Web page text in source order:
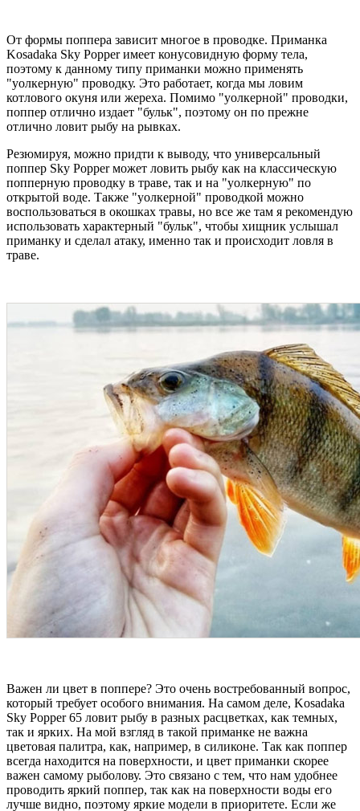
От формы поппера зависит многое в проводке. Приманка
Kosadaka Sky Popper имеет конусовидную форму тела,
поэтому к данному типу приманки можно применять
"уолкерную" проводку. Это работает, когда мы ловим
котлового окуня или жереха. Помимо "уолкерной" проводки,
поппер отлично издает "бульк", поэтому он по прежне
отлично ловит рыбу на рывках.
Резюмируя, можно придти к выводу, что универсальный
поппер Sky Popper может ловить рыбу как на классическую
попперную проводку в траве, так и на "уолкерную" по
открытой воде. Также "уолкерной" проводкой можно
воспользоваться в окошках травы, но все же там я рекомендую
использовать характерный "бульк", чтобы хищник услышал
приманку и сделал атаку, именно так и происходит ловля в
траве.
Важен ли цвет в поппере? Это очень востребованный вопрос,
который требует особого внимания. На самом деле, Kosadaka
Sky Popper 65 ловит рыбу в разных расцветках, как темных,
так и ярких. На мой взгляд в такой приманке не важна
цветовая палитра, как, например, в силиконе. Так как поппер
всегда находится на поверхности, и цвет приманки скорее
важен самому рыболову. Это связано с тем, что нам удобнее
проводить яркий поппер, так как на поверхности воды его
лучше видно, поэтому яркие модели в приоритете. Если же